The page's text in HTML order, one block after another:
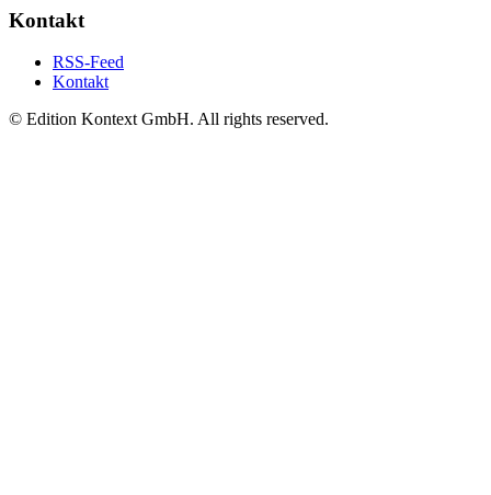
Kontakt
RSS-Feed
Kontakt
© Edition Kontext GmbH. All rights reserved.